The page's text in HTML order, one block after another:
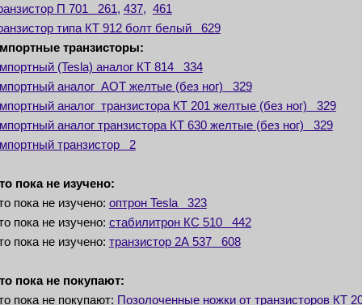
П 701 261, 437, 461
типа КТ 912 болт белый 629
транзисторы:
(Tesla) аналог КТ 814 334
аналог АОТ желтые (без ног) 329
аналог транзистора КТ 201 желтые (без ног) 329
аналог транзистора КТ 630 желтые (без ног) 329
транзистор 2
пока не изучено:
пока не изучено: оптрон Tesla 323
пока не изучено: стабилитрон КС 510 442
пока не изучено: транзистор 2А 537 608
пока не покупают:
пока не покупают: Позолоченные ножки от транзисторов КТ